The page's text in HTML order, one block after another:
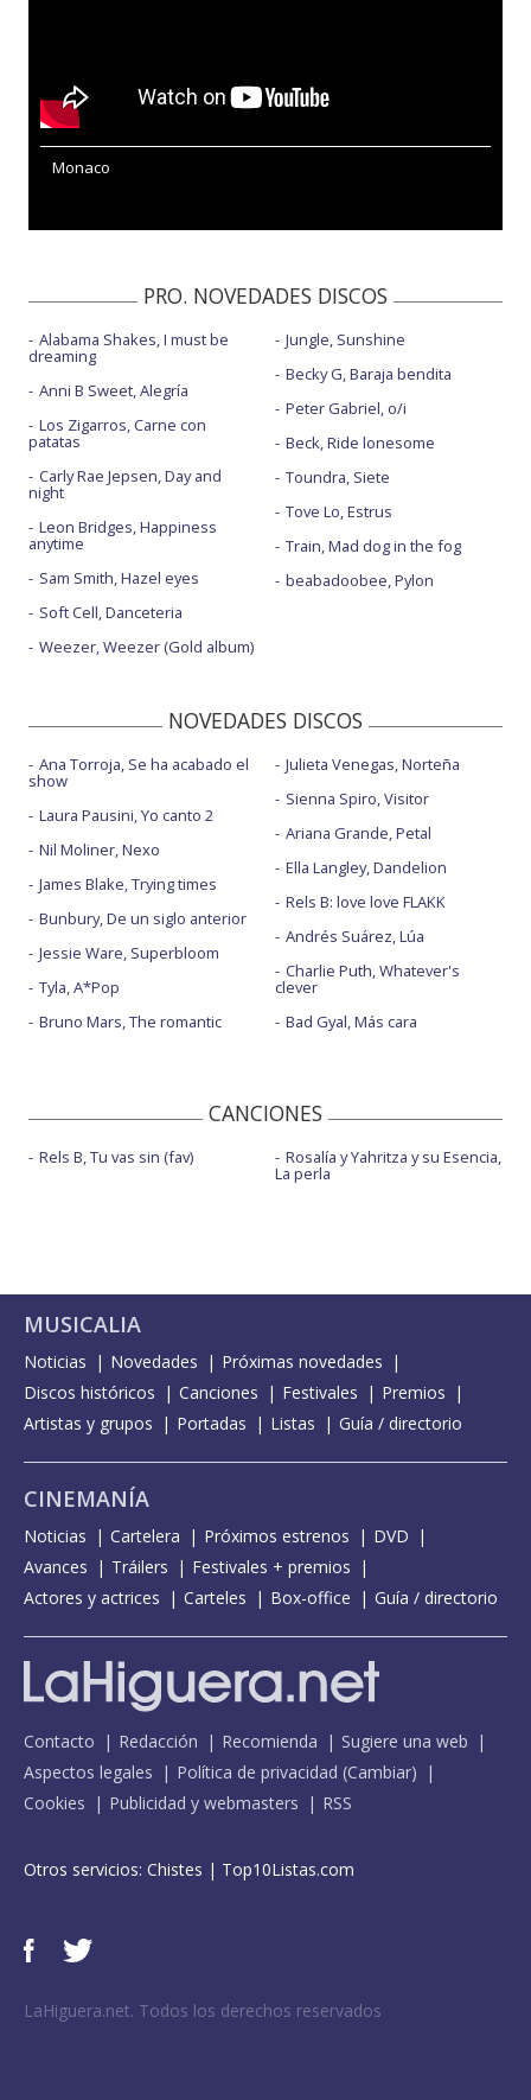
Monaco
PRO. NOVEDADES DISCOS
Alabama Shakes, I must be
dreaming
Anni B Sweet, Alegría
Los Zigarros, Carne con
patatas
Carly Rae Jepsen, Day and
night
Leon Bridges, Happiness
anytime
Sam Smith, Hazel eyes
Soft Cell, Danceteria
Weezer, Weezer (Gold album)
Jungle, Sunshine
Becky G, Baraja bendita
Peter Gabriel, o/i
Beck, Ride lonesome
Toundra, Siete
Tove Lo, Estrus
Train, Mad dog in the fog
beabadoobee, Pylon
NOVEDADES DISCOS
Ana Torroja, Se ha acabado el
show
Laura Pausini, Yo canto 2
Nil Moliner, Nexo
James Blake, Trying times
Bunbury, De un siglo anterior
Jessie Ware, Superbloom
Tyla, A*Pop
Bruno Mars, The romantic
Julieta Venegas, Norteña
Sienna Spiro, Visitor
Ariana Grande, Petal
Ella Langley, Dandelion
Rels B: love love FLAKK
Andrés Suárez, Lúa
Charlie Puth, Whatever's
clever
Bad Gyal, Más cara
CANCIONES
Rels B, Tu vas sin (fav) Rosalía y Yahritza y su Esencia,
La perla
MUSICALIA
Noticias Novedades
Próximas novedades
Discos históricos
Canciones Festivales
Premios
Artistas y grupos
Portadas Listas Guía / directorio
CINEMANÍA
Noticias Cartelera Próximos estrenos
DVD
Avances
Tráilers
Festivales + premios
Actores y actrices
Carteles Box-office Guía / directorio
Contacto Redacción Recomienda
Sugiere una web
Aspectos legales
Política de privacidad (Cambiar)
Cookies
Publicidad y webmasters RSS
Otros servicios: Chistes | Top10Listas.com
LaHiguera.net. Todos los derechos reservados